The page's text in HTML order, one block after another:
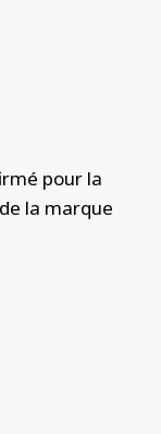
pour la
la marque